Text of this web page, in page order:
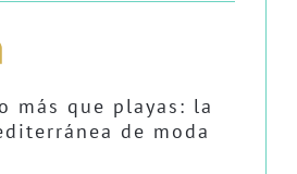
más que playas: la
de moda